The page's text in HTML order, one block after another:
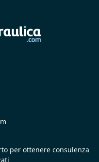
per ottenere consulenza